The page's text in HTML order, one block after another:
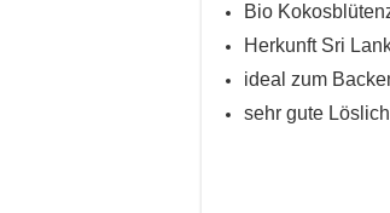
Bio
Herkunft Sri
ideal zum
sehr gute